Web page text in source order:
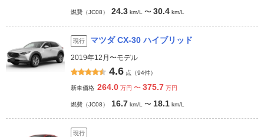
燃費（JC08） 24.3 km/L 〜 30.4 km/L
現行 マツダ CX-30 ハイブリッド
2019年12月〜モデル
4.6 点（94件）
新車価格 264.0 万円 〜 375.7 万円
燃費（JC08） 16.7 km/L 〜 18.1 km/L
現行